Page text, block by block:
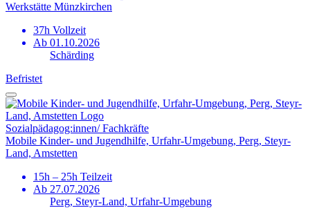
Werkstätte Münzkirchen
37h Vollzeit
Ab 01.10.2026
Schärding
Befristet
Sozialpädagog:innen/ Fachkräfte
Mobile Kinder- und Jugendhilfe, Urfahr-Umgebung, Perg, Steyr-
Land, Amstetten
15h – 25h Teilzeit
Ab 27.07.2026
Perg, Steyr-Land, Urfahr-Umgebung